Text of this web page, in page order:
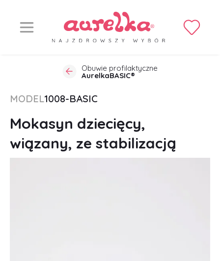
Obuwie profilaktyczne
AurelkaBASIC®
MODEL1008-BASIC
Mokasyn dziecięcy,
wiązany, ze stabilizacją
pięty